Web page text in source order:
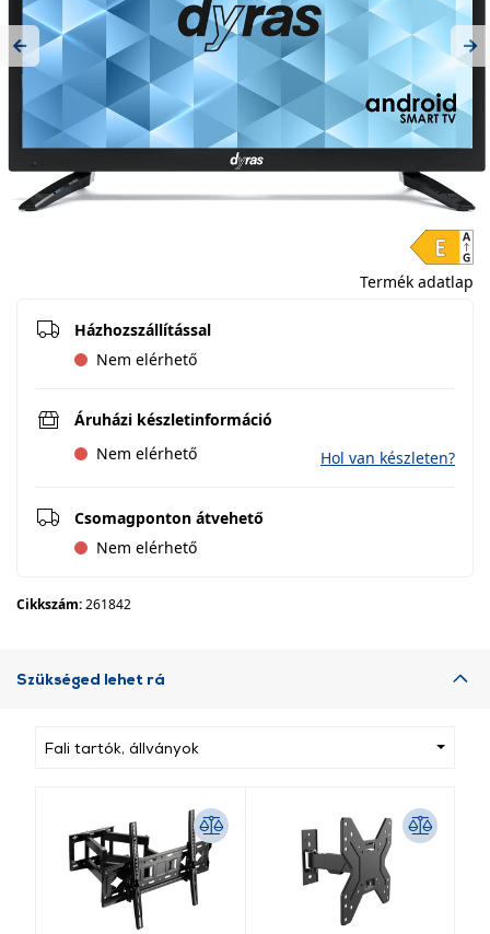
Previous
Termék adatlap
Házhozszállítással
Nem elérhető
Áruházi készletinformáció
Nem elérhető
Hol van készleten?
Csomagponton átvehető
Nem elérhető
Cikkszám:261842
Szükséged lehet rá
Fali tartók, állványok